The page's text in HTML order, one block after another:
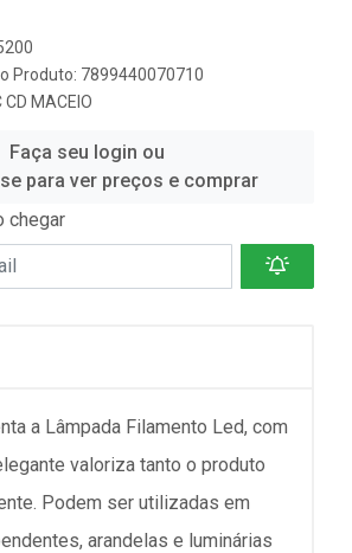
Produto: 7899440070710
CD MACEIO
Faça seu login ou
para ver preços e comprar
chegar
a Lâmpada Filamento Led, com
valoriza tanto o produto
Podem ser utilizadas em
arandelas e luminárias